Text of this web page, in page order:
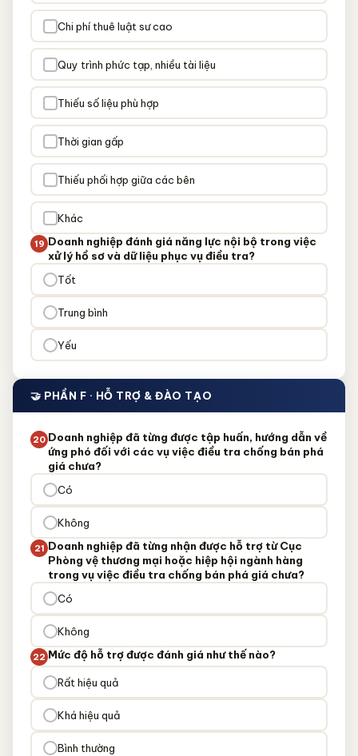
Chi phí thuê luật sư cao
Quy trình phức tạp, nhiều tài liệu
Thiếu số liệu phù hợp
Thời gian gấp
Thiếu phối hợp giữa các bên
Khác
19 Doanh nghiệp đánh giá năng lực nội bộ trong việc
xử lý hồ sơ và dữ liệu phục vụ điều tra?
Tốt
Trung bình
Yếu
🤝 PHẦN F · HỖ TRỢ & ĐÀO TẠO
20 Doanh nghiệp đã từng được tập huấn, hướng dẫn về
ứng phó đối với các vụ việc điều tra chống bán phá
giá chưa?
Có
Không
21 Doanh nghiệp đã từng nhận được hỗ trợ từ Cục
Phòng vệ thương mại hoặc hiệp hội ngành hàng
trong vụ việc điều tra chống bán phá giá chưa?
Có
Không
22 Mức độ hỗ trợ được đánh giá như thế nào?
Rất hiệu quả
Khá hiệu quả
Bình thường